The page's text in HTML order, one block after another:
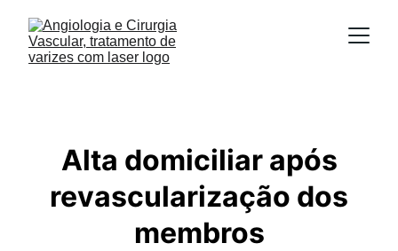
Alta domiciliar após
revascularização dos
membros